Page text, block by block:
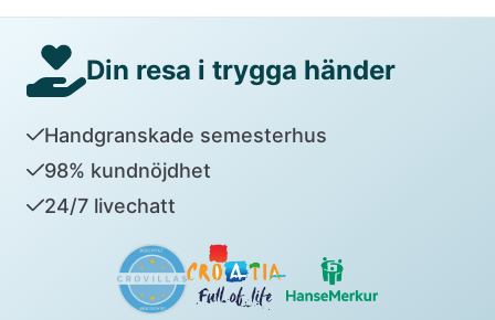
Din resa i trygga händer
Handgranskade semesterhus
98% kundnöjdhet
24/7 livechatt